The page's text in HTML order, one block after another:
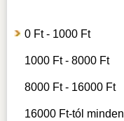
0 Ft - 1000 Ft
1000 Ft - 8000 Ft
8000 Ft - 16000 Ft
16000 Ft-tól minden